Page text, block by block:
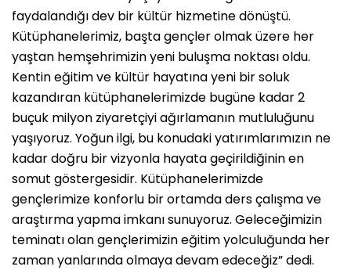
faydalandığı dev bir kültür hizmetine dönüştü.
Kütüphanelerimiz, başta gençler olmak üzere her
yaştan hemşehrimizin yeni buluşma noktası oldu.
Kentin eğitim ve kültür hayatına yeni bir soluk
kazandıran kütüphanelerimizde bugüne kadar 2
buçuk milyon ziyaretçiyi ağırlamanın mutluluğunu
yaşıyoruz. Yoğun ilgi, bu konudaki yatırımlarımızın ne
kadar doğru bir vizyonla hayata geçirildiğinin en
somut göstergesidir. Kütüphanelerimizde
gençlerimize konforlu bir ortamda ders çalışma ve
araştırma yapma imkanı sunuyoruz. Geleceğimizin
teminatı olan gençlerimizin eğitim yolculuğunda her
zaman yanlarında olmaya devam edeceğiz” dedi.